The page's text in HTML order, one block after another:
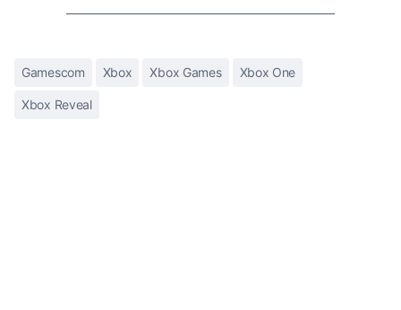
Gamescom Xbox Xbox Games Xbox One
Xbox Reveal